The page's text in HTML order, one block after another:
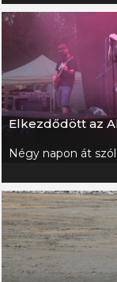
Elkezdődött az
Négy napon át